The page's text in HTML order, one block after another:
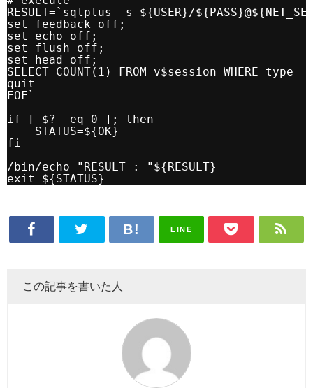
RESULT=`sqlplus -s ${USER}/
set feedback off;
set echo off;
set flush off;
set head off;
SELECT COUNT(1) FROM v$session WHERE type
quit
EOF`
if [ $? -eq 0 ]; then
STATUS=${OK}
fi
/bin/echo "RESULT : "${RESULT}
exit ${STATUS}
LINE
この記事を書いた人